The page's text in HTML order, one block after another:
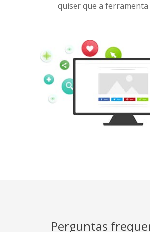
Evernote
Marcadores
do Google
quiser que a ferramenta
Perguntas